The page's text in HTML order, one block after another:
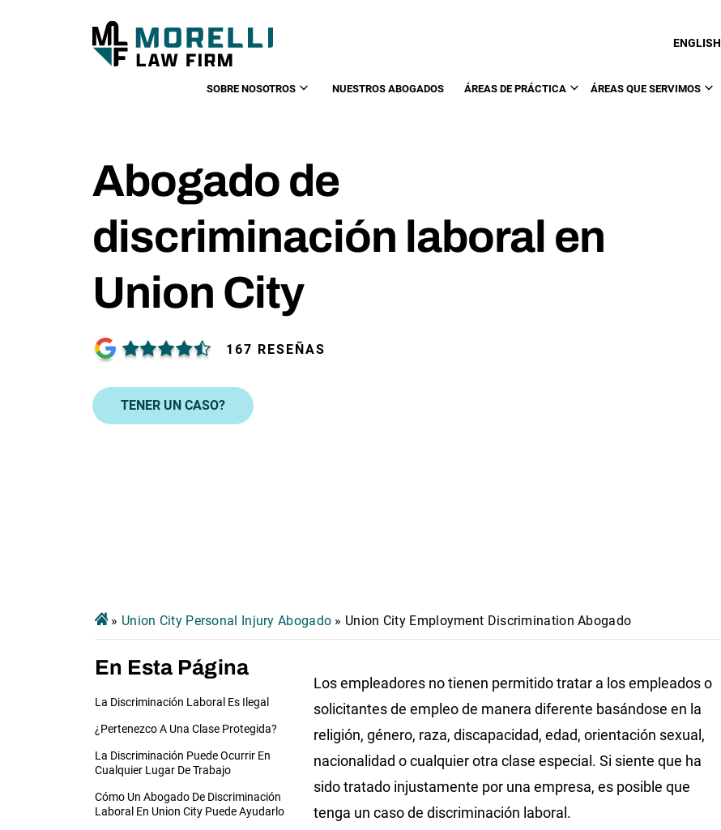
ENGLISH
SOBRE NOSOTROS NUESTROS ABOGADOS ÁREAS DE PRÁCTICA ÁREAS QUE SERVIMOS
Abogado de
discriminación laboral en
Union City
167 RESEÑAS
TENER UN CASO?
» Union City Personal Injury Abogado » Union City Employment Discrimination Abogado
En Esta Página
La Discriminación Laboral Es Ilegal
¿Pertenezco A Una Clase Protegida?
La Discriminación Puede Ocurrir En
Cualquier Lugar De Trabajo
Cómo Un Abogado De Discriminación
Laboral En Union City Puede Ayudarlo
Los empleadores no tienen permitido tratar a los empleados o
solicitantes de empleo de manera diferente basándose en la
religión, género, raza, discapacidad, edad, orientación sexual,
nacionalidad o cualquier otra clase especial. Si siente que ha
sido tratado injustamente por una empresa, es posible que
tenga un caso de discriminación laboral.